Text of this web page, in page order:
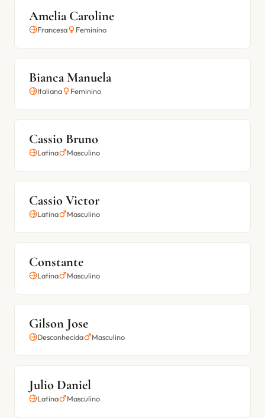
Amelia Caroline
Francesa Feminino
Bianca Manuela
Italiana Feminino
Cassio Bruno
Latina Masculino
Cassio Victor
Latina Masculino
Constante
Latina Masculino
Gilson Jose
Desconhecida Masculino
Julio Daniel
Latina Masculino